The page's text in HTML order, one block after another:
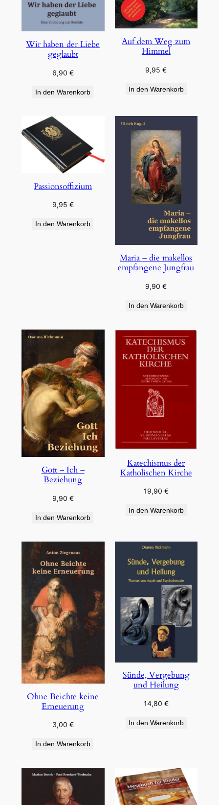
Wir haben der Liebe
geglaubt
6,90 €
In den Warenkorb
Auf dem Weg zum
Himmel
9,95€
In den Warenkorb
Passionsoffizium
9,95 €
In den Warenkorb
Maria – die makellos
empfangene Jungfrau
9,90€
In den Warenkorb
Gott – Ich –
Beziehung
9,90 €
In den Warenkorb
Katechismus der
Katholischen Kirche
19,90 €
In den Warenkorb
Ohne Beichte keine
Erneuerung
3,00 €
In den Warenkorb
Sünde, Vergebung
und Heilung
14,80 €
In den Warenkorb